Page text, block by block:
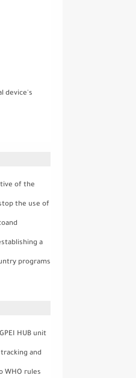
device's
of the
the use of
a
programs
HUB unit
and
WHO rules